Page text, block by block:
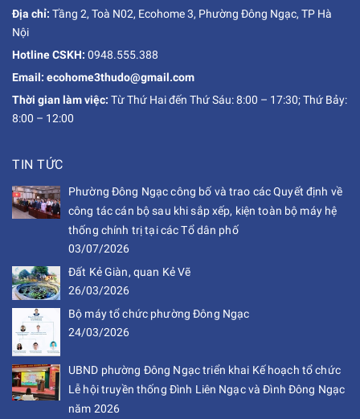
Địa chỉ: Tầng 2, Toà N02, Ecohome 3, Phường Đông Ngạc, TP Hà
Nội
Hotline CSKH: 0948.555.388
Email: ecohome3thudo@gmail.com
Thời gian làm việc: Từ Thứ Hai đến Thứ Sáu: 8:00 – 17:30; Thứ Bảy:
8:00 – 12:00
TIN TỨC
Phường Đông Ngạc công bố và trao các Quyết định về
công tác cán bộ sau khi sắp xếp, kiện toàn bộ máy hệ
thống chính trị tại các Tổ dân phố
03/07/2026
Đất Kẻ Giàn, quan Kẻ Vẽ
26/03/2026
Bộ máy tổ chức phường Đông Ngạc
24/03/2026
UBND phường Đông Ngạc triển khai Kế hoạch tổ chức
Lễ hội truyền thống Đình Liên Ngạc và Đình Đông Ngạc
năm 2026